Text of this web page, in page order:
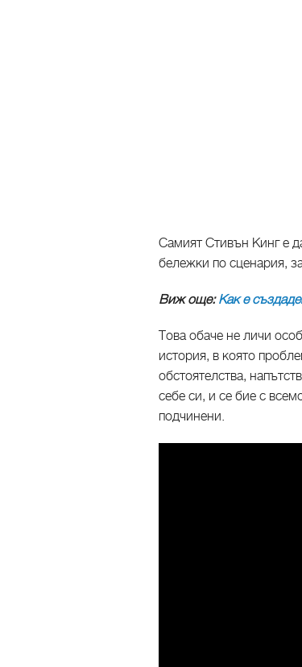
Самият Стивън Кинг е
бележки по сценария,
Виж още:Как е
Това обаче не личи
история, в която
обстоятелства,
себе си, и се бие с
подчинени.